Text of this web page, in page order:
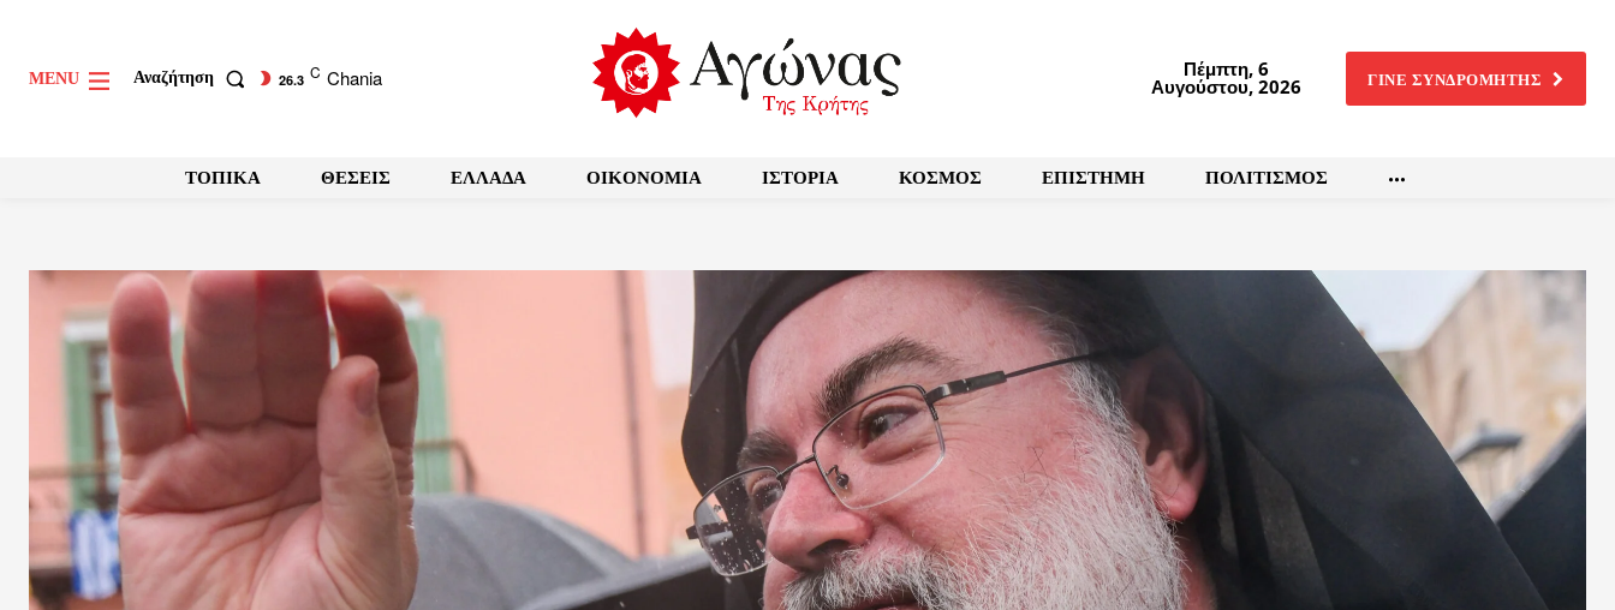
MENU Αναζήτηση 26.3 C Chania Πέμπτη, 6
Αυγούστου, 2026 ΓΙΝΕ ΣΥΝΔΡΟΜΗΤΗΣ
ΤΟΠΙΚΑ ΘΕΣΕΙΣ ΕΛΛΑΔΑ OIKONOMIA ΙΣΤΟΡΙΑ ΚΟΣΜΟΣ ΕΠΙΣΤΗΜΗ ΠΟΛΙΤΙΣΜΟΣ